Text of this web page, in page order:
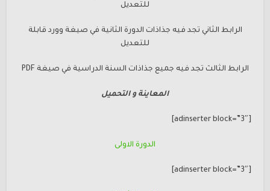
للتعديل
الرابط الثاني تجد فيه جذاذات الدورة الثانية في صيغة وورد قابلة
للتعديل
الرابط الثالث تجد فيه جميع جذاذات السنة الدراسية في صيغة PDF
المعاينة و التحميل
الدورة الاولى